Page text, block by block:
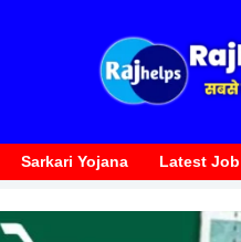
Sarkari Yojana Latest Job